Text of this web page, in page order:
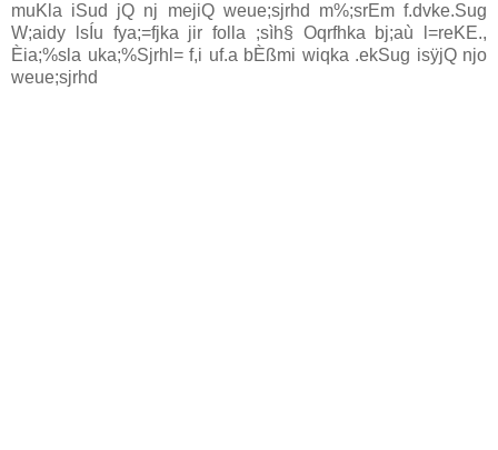
muKla iSud jQ nj mejiQ weue;sjrhd m%;srEm f.dvke.Sug
W;aidy lsÍu fya;=fjka jir folla ;sìh§ Oqrfhka bj;aù l=reKE.,
Èia;%sla uka;%Sjrhl= f,i uf.a bÈßmi wiqka .ekSug isÿjQ njo
weue;sjrhd